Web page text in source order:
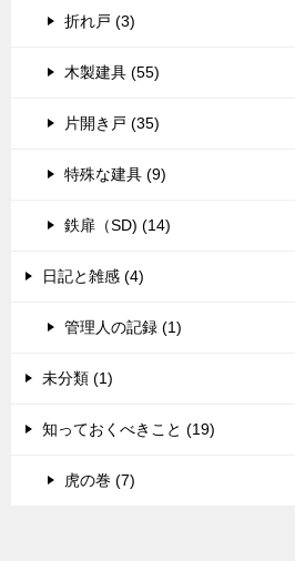
折れ戸 (3)
木製建具 (55)
片開き戸 (35)
特殊な建具 (9)
鉄扉（SD) (14)
日記と雑感 (4)
管理人の記録 (1)
未分類 (1)
知っておくべきこと (19)
虎の巻 (7)